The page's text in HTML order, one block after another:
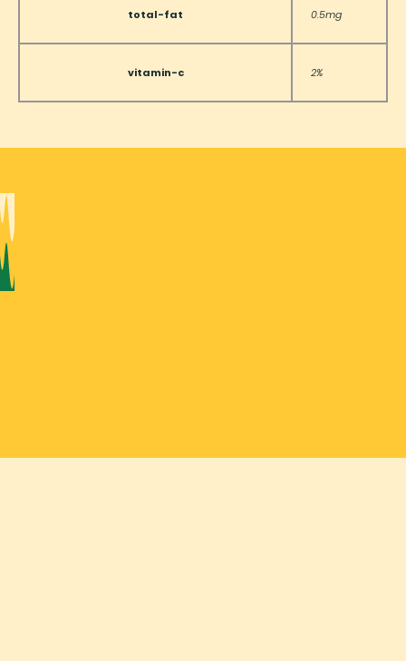
total-fat 0.5mg
vitamin-c 2%